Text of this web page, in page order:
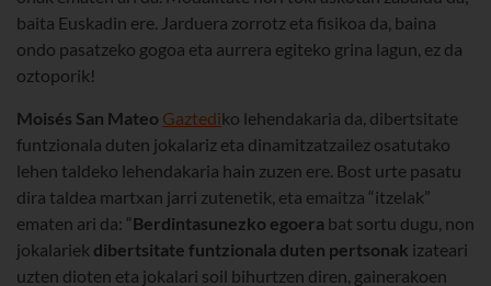
baita Euskadin ere. Jarduera zorrotz eta fisikoa da, baina
ondo pasatzeko gogoa eta aurrera egiteko grina lagun, ez da
oztoporik!
Moisés San Mateo Gaztediko lehendakaria da, dibertsitate
funtzionala duten jokalariz eta dinamitzatzailez osatutako
lehen taldeko lehendakaria hain zuzen ere. Bost urte pasatu
dira taldea martxan jarri zutenetik, eta emaitza “itzelak”
ematen ari da: “Berdintasunezko egoera bat sortu dugu, non
jokalariek dibertsitate funtzionala duten pertsonak izateari
uzten dioten eta jokalari soil bihurtzen diren, gainerakoen